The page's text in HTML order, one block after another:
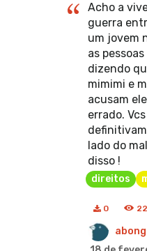
Acho a
guerra
um jovem
as
dizendo
mimimi e
acusam
errado.
lado do
disso !
direitos
0
abong